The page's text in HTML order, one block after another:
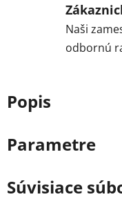
Naši
odbornú
Popis
Parametre
Súvisiace